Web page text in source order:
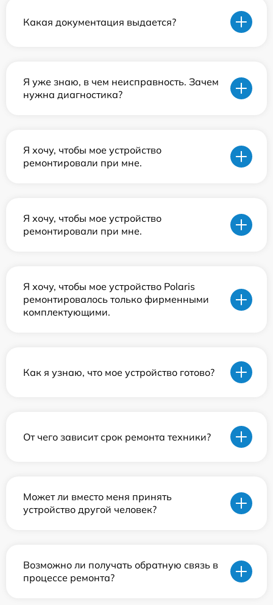
Какая документация выдается?
Я уже знаю, в чем неисправность. Зачем
нужна диагностика?
Я хочу, чтобы мое устройство
ремонтировали при мне.
Я хочу, чтобы мое устройство
ремонтировали при мне.
Я хочу, чтобы мое устройство Polaris
ремонтировалось только фирменными
комплектующими.
Как я узнаю, что мое устройство готово?
От чего зависит срок ремонта техники?
Может ли вместо меня принять
устройство другой человек?
Возможно ли получать обратную связь в
процессе ремонта?